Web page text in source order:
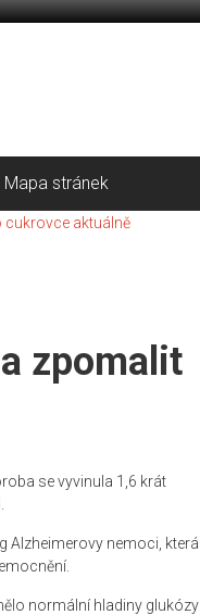
Mapa stránek
zpomalit
se vyvinula 1,6 krát
Alzheimerovy nemoci, která
normální hladiny glukózy